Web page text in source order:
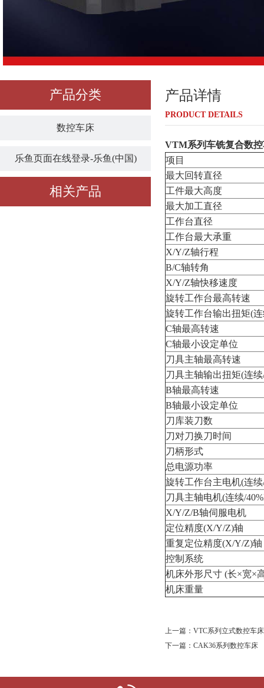
产品分类
数控车床
乐鱼页面在线登录-乐鱼(中国)
相关产品
产品详情
PRODUCT DETAILS
VTM系列车铣复合数
项目
最大回转直径
工件最大高度
最大加工直径
工作台直径
工作台最大承重
X/Y/Z轴行程
B/C轴转角
X/Y/Z轴快移速度
旋转工作台最高转速
旋转工作台输出扭矩(
C轴最高转速
C轴最小设定单位
刀具主轴最高转速
刀具主轴输出扭矩(连续
B轴最高转速
B轴最小设定单位
刀库装刀数
刀对刀换刀时间
刀柄形式
总电源功率
旋转工作台主电机(连
刀具主轴电机(连续/
X/Y/Z/B轴伺服电机
定位精度(X/Y/Z)轴
重复定位精度(X/Y/Z)轴
控制系统
机床外形尺寸 (长×宽×
机床重量
上一篇： VTC系列立式数控车床
下一篇： CAK36系列数控车床